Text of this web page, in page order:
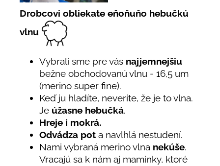
Drobcovi obliekate eňoňuňo hebučkú
vlnu
Vybrali sme pre vás najjemnejšiu
bežne obchodovanú vlnu - 16,5 um
(merino super fine).
Keď ju hladíte, neveríte, že je to vlna.
Je úžasne hebučká.
Hreje i mokrá.
Odvádza pot a navlhlá nestudení.
Nami vybraná merino vlna nekúše.
Vracajú sa k nám aj maminky, ktoré